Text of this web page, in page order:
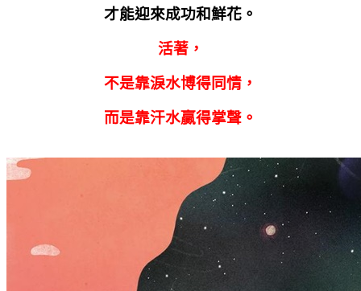
才能迎來成功和鮮花。
活著，
不是靠淚水博得同情，
而是靠汗水贏得掌聲。